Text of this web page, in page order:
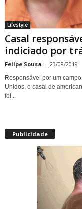
Lifestyle
Casal
indiciado por
Felipe Sousa - 23/08/2019
Responsável por um
Unidos, o casal de
foi...
Publicidade